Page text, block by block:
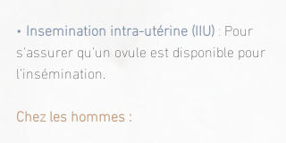
• Insemination intra-utérine (IIU) : Pour
s'assurer qu'un ovule est disponible pour
l'insémination.
Chez les hommes :